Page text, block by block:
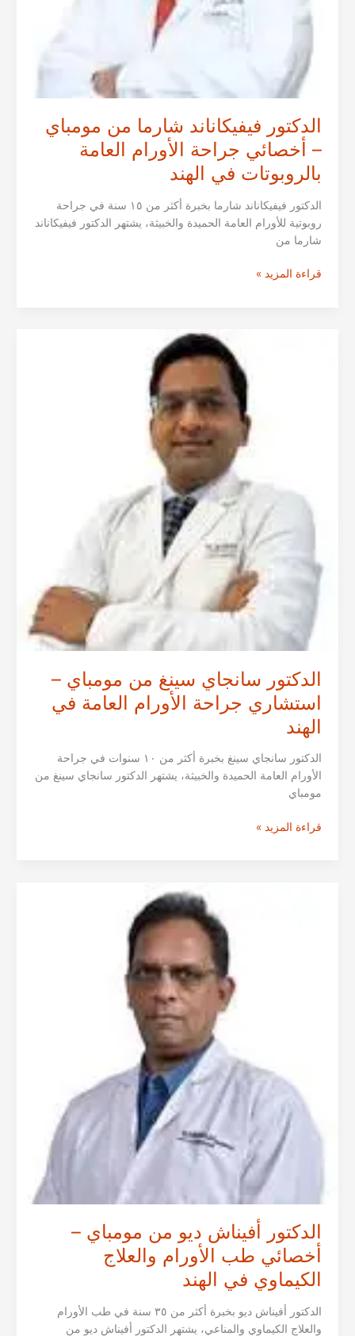
الدكتور فيفيكاناند شارما من مومباي
– أخصائي جراحة الأورام العامة
بالروبوتات في الهند
الدكتور فيفيكاناند شارما بخبرة أكثر من ١٥ سنة في جراحة
روبوتية للأورام العامة الحميدة والخبيثة، يشتهر الدكتور فيفيكاناند
شارما من
الدكتور
قراءة المزيد »
الدكتور سانجاي سينغ من مومباي –
استشاري جراحة الأورام العامة في
الهند
الدكتور سانجاي سينغ بخبرة أكثر من ١٠ سنوات في جراحة
الأورام العامة الحميدة والخبيثة، يشتهر الدكتور سانجاي سينغ من
مومباي
الدكتور
قراءة المزيد »
الدكتور أفيناش ديو من مومباي –
أخصائي طب الأورام والعلاج
الكيماوي في الهند
الدكتور أفيناش ديو بخبرة أكثر من ٣٥ سنة في طب الأورام
والعلاج الكيماوي والمناعي، يشتهر الدكتور أفيناش ديو من